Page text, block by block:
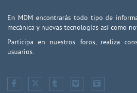
En MDM encontrarás todo tipo de
mecánica y nuevas tecnologías así como
Participa en nuestros foros, realiza
usuarios.